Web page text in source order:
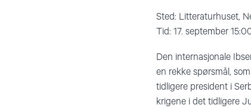
Sted: Litteraturhuset,
Tid: 17. september
Den internasjonale
en rekke spørsmål,
tidligere president i
krigene i det tidligere